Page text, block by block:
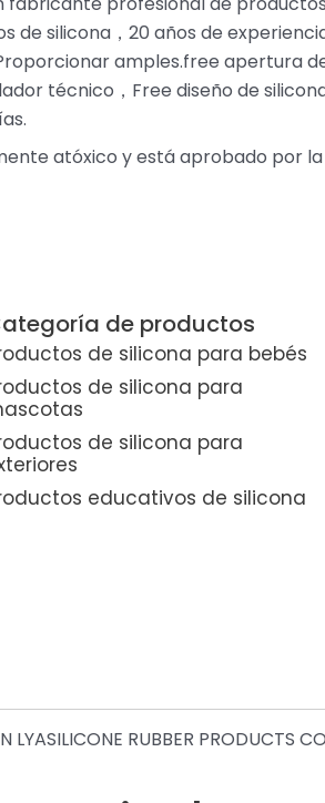
de silicona，20 años de
amples.free apertura
técnico，Free diseño de
atóxico y está aprobado por la
de productos
de silicona para bebés
de silicona para
de silicona para
educativos de silicona
LYASILICONE RUBBER PRODUCTS